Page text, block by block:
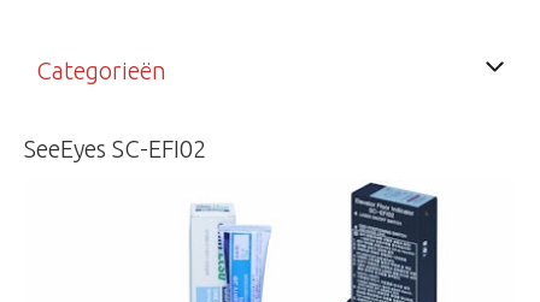
Categorieën
SeeEyes SC-EFI02